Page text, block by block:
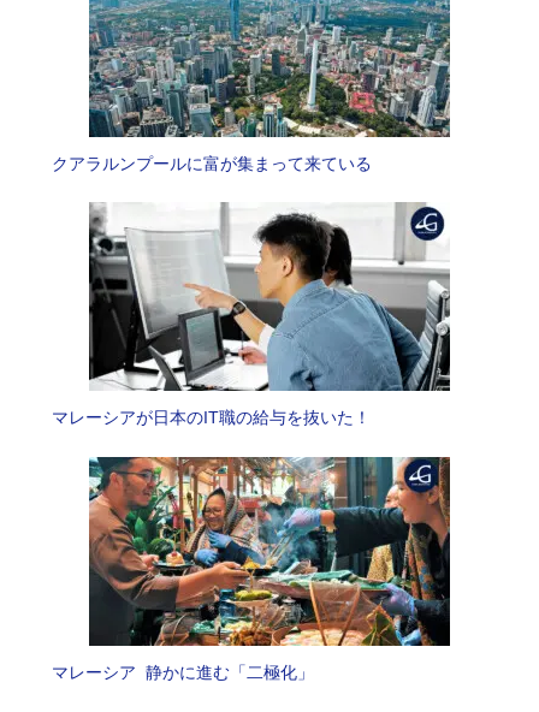
クアラルンプールに富が集まって来ている
マレーシアが日本のIT職の給与を抜いた！
マレーシア 静かに進む「二極化」